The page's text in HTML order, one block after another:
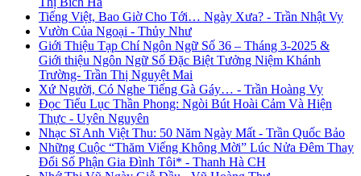
Tiếng Việt, Bao Giờ Cho Tới… Ngày Xưa? - Trần Nhật Vy
Vườn Của Ngoại - Thủy Như
Giới Thiệu Tạp Chí Ngôn Ngữ Số 36 – Tháng 3-2025 &
Giới thiệu Ngôn Ngữ Số Đặc Biệt Tưởng Niệm Khánh
Trường- Trần Thị Nguyệt Mai
Xứ Người, Có Nghe Tiếng Gà Gáy… - Trần Hoàng Vy
Đọc Tiểu Lục Thần Phong: Ngòi Bút Hoài Cảm Và Hiện
Thực - Uyên Nguyên
Nhạc Sĩ Anh Việt Thu: 50 Năm Ngày Mất - Trần Quốc Bảo
Những Cuộc “Thăm Viếng Không Mời” Lúc Nửa Đêm Thay
Đổi Số Phận Gia Đình Tôi* - Thanh Hà CH